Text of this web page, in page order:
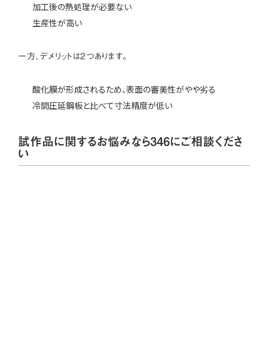
加工後の熱処理が必要ない
生産性が高い
一方、デメリットは2つあります。
酸化膜が形成されるため、表面の審美性がやや劣る
冷間圧延鋼板と比べて寸法精度が低い
試作品に関するお悩みなら346にご相談くださ
い